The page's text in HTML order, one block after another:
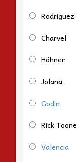
Rodriguez
Charvel
Höhner
Jolana
Godin
Rick Toone
Valencia